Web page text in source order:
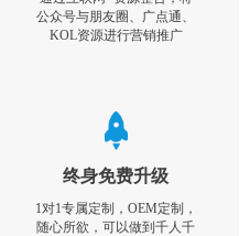
公众号与朋友圈、广点通、
KOL资源进行营销推广
终身免费升级
1对1专属定制，OEM定制，
随心所欲，可以做到千人千